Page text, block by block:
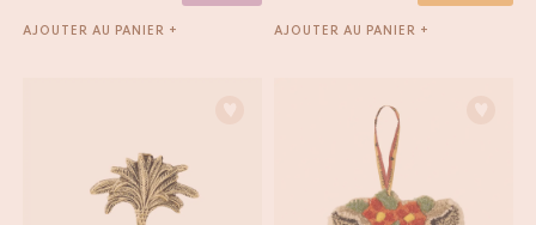
AJOUTER AU PANIER + AJOUTER AU PANIER +